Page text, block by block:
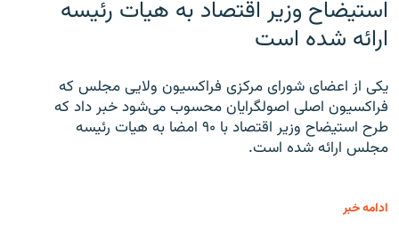
استیضاح وزیر اقتصاد به هیات رئیسه
ارائه شده است
یکی از اعضای شورای مرکزی فراکسیون ولایی مجلس که
فراکسیون اصلی اصولگرایان محسوب می‌شود خبر داد که
طرح استیضاح وزیر اقتصاد با ۹۰ امضا به هیات رئیسه
مجلس ارائه شده است.
ادامه خبر